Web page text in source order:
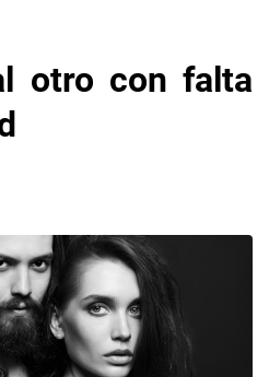
otro con falta